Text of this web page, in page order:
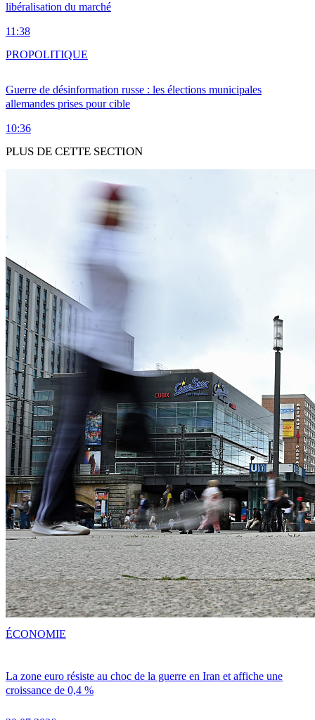
libéralisation du marché
11:38
Guerre de désinformation russe : les élections municipales
allemandes prises pour cible
10:36
PROPOLITIQUE
PLUS DE CETTE SECTION
La zone euro résiste au choc de la guerre en Iran et affiche une
croissance de 0,4 %
ÉCONOMIE